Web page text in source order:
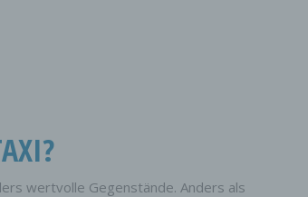
wertvolle Gegenstände. Anders als